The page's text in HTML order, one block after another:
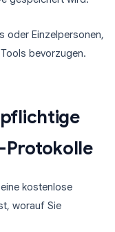
oder Einzelpersonen,
bevorzugen.
kostenlose
worauf Sie